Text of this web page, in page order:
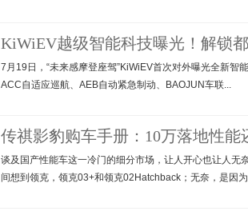
KiWiEV越级智能科技曝光！解锁
7月19日，“未来感摩登座驾”KiWiEV首次对外曝光全新智
ACC自适应巡航、AEB自动紧急制动、BAOJUN车联...
传祺影豹购车手册：10万落地性能
谈及国产性能车这一冷门的细分市场，让人开心也让人无
间想到领克，领克03+和领克02Hatchback；无奈，是因